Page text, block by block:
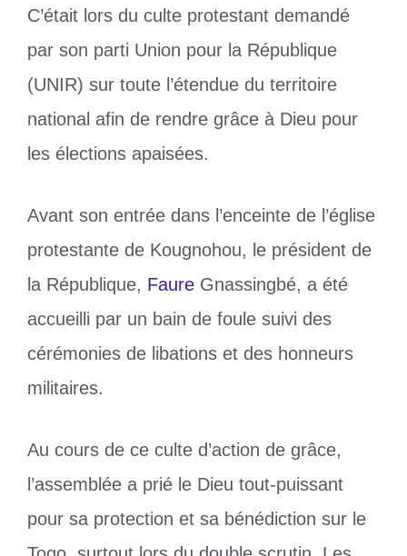
C’était lors du culte protestant demandé
par son parti Union pour la République
(UNIR) sur toute l’étendue du territoire
national afin de rendre grâce à Dieu pour
les élections apaisées.
Avant son entrée dans l’enceinte de l’église
protestante de Kougnohou, le président de
la République, Faure Gnassingbé, a été
accueilli par un bain de foule suivi des
cérémonies de libations et des honneurs
militaires.
Au cours de ce culte d’action de grâce,
l’assemblée a prié le Dieu tout-puissant
pour sa protection et sa bénédiction sur le